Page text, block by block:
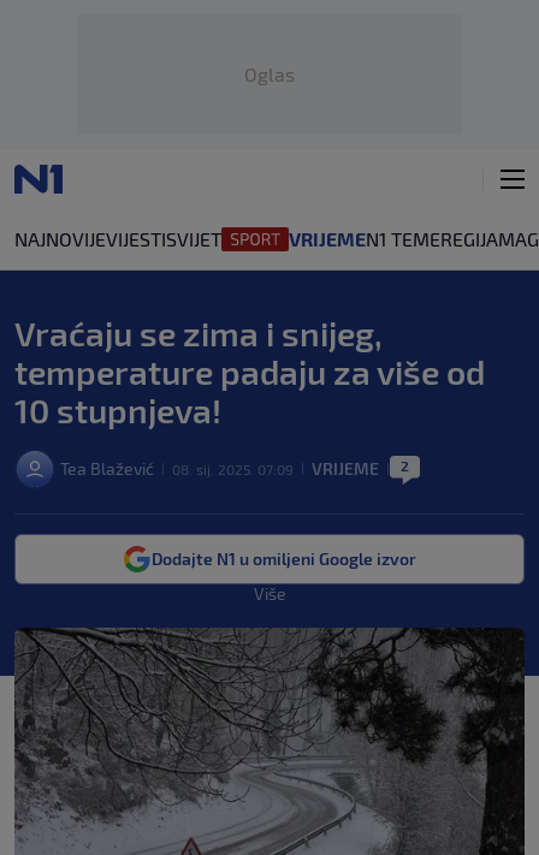
Oglas
NAJNOVIJEVIJESTISVIJET VRIJEMEN1 TEMEREGIJA
Vraćaju se zima i snijeg,
temperature padaju za više od
10 stupnjeva!
Tea Blažević 08. sij. 2025. 07:09 VRIJEME 2
Dodajte N1 u omiljeni Google izvor
Više